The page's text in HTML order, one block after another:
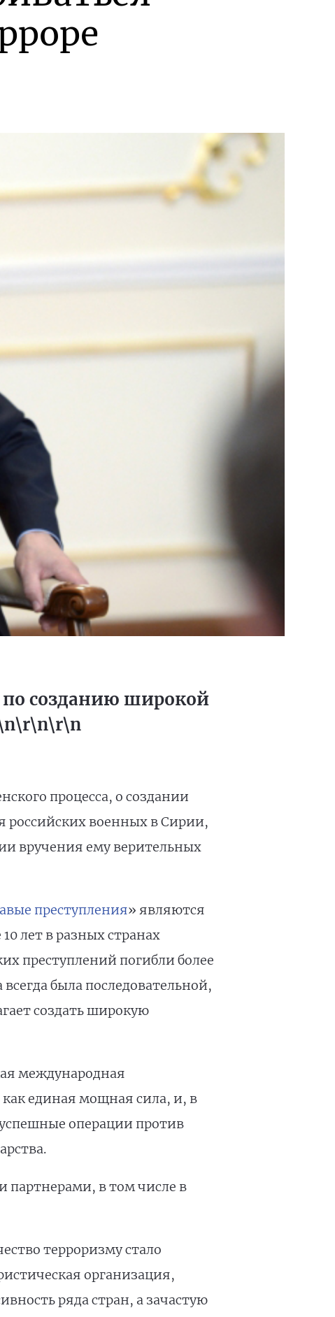
по созданию широкой
процесса, о создании
российских военных в Сирии,
вручения ему верительных
преступления» являются
лет в разных странах
преступлений погибли более
была последовательной,
создать широкую
международная
единая мощная сила, и, в
операции против
партнерами, в том числе в
терроризму стало
организация,
ряда стран, а зачастую